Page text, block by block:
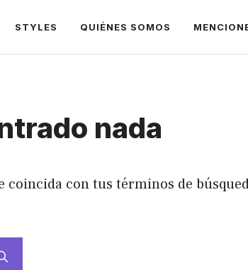
STYLES QUIÉNES SOMOS
nada
coincida con tus términos de